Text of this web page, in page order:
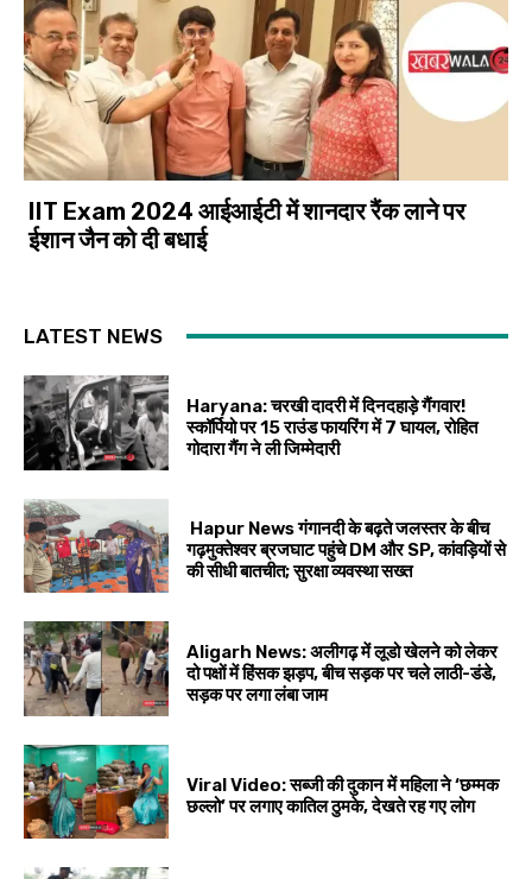
IIT Exam 2024 आईआईटी में शानदार रैंक लाने पर
ईशान जैन को दी बधाई
LATEST NEWS
Haryana: चरखी दादरी में दिनदहाड़े गैंगवार!
स्कॉर्पियो पर 15 राउंड फायरिंग में 7 घायल, रोहित
गोदारा गैंग ने ली जिम्मेदारी
Hapur News गंगानदी के बढ़ते जलस्तर के बीच
गढ़मुक्तेश्वर ब्रजघाट पहुंचे DM और SP, कांवड़ियों से
की सीधी बातचीत; सुरक्षा व्यवस्था सख्त
Aligarh News: अलीगढ़ में लूडो खेलने को लेकर
दो पक्षों में हिंसक झड़प, बीच सड़क पर चले लाठी-डंडे,
सड़क पर लगा लंबा जाम
Viral Video: सब्जी की दुकान में महिला ने ‘छम्मक
छल्लो’ पर लगाए कातिल ठुमके, देखते रह गए लोग